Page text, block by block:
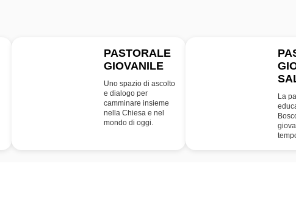
PASTORALE
GIOVANILE
Uno spazio di ascolto
e dialogo per
camminare insieme
nella Chiesa e nel
mondo di oggi.
La